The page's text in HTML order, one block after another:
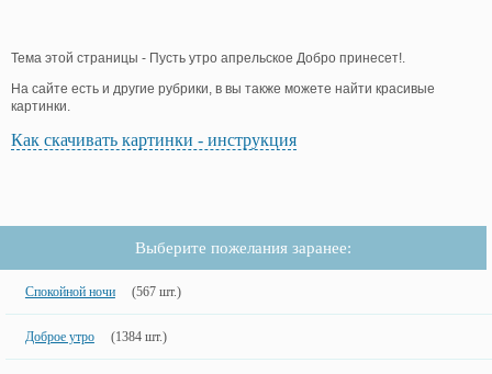
Тема этой страницы - Пусть утро апрельское Добро принесет!.
На сайте есть и другие рубрики, в вы также можете найти красивые
картинки.
Как скачивать картинки - инструкция
Выберите пожелания заранее:
Спокойной ночи (567 шт.)
Доброе утро (1384 шт.)